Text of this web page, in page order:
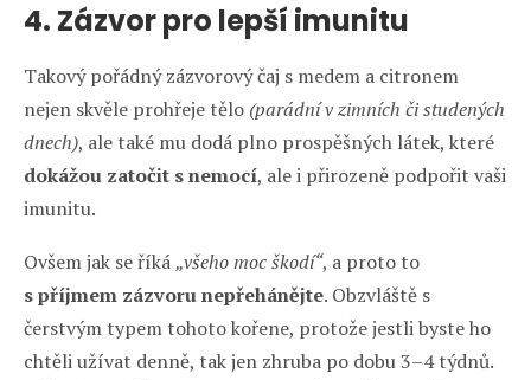
4. Zázvorpro lepší imunitu
Takový pořádný zázvorový čaj s medem a citronem
nejen skvěle prohřeje tělo (parádní v zimních či studených
dnech), ale také mu dodá plno prospěšných látek, které
dokážou zatočit s nemocí, ale i přirozeně podpořit vaši
imunitu.
Ovšem jak se říká„všeho moc škodí“, a proto to
s příjmem zázvoru nepřehánějte. Obzvláště s
čerstvým typem tohoto kořene, protože jestli byste ho
chtěli užívat denně, tak jen zhruba po dobu 3–4 týdnů.